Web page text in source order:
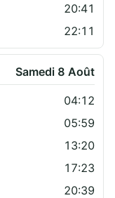
20:41
22:11
Samedi 8 Août
04:12
05:59
13:20
17:23
20:39